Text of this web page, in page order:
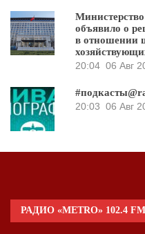
объявило о
в отношении
20:04 06 Авг
20:03 06 Авг
РАДИО «METRO» 102.4 FM